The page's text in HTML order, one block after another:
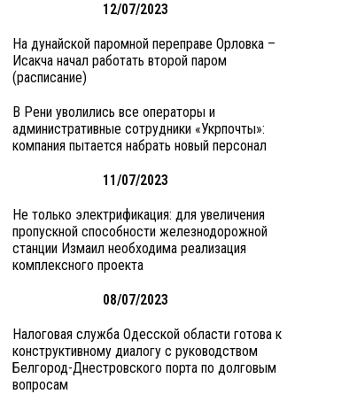
12/07/2023
На дунайской паромной переправе Орловка –
Исакча начал работать второй паром
(расписание)
В Рени уволились все операторы и
административные сотрудники «Укрпочты»:
компания пытается набрать новый персонал
11/07/2023
Не только электрификация: для увеличения
пропускной способности железнодорожной
станции Измаил необходима реализация
комплексного проекта
08/07/2023
Налоговая служба Одесской области готова к
конструктивному диалогу с руководством
Белгород-Днестровского порта по долговым
вопросам